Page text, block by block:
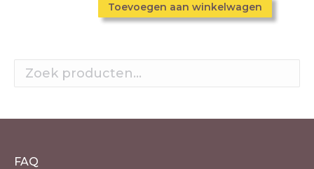
Toevoegen aan winkelwagen
FAQ